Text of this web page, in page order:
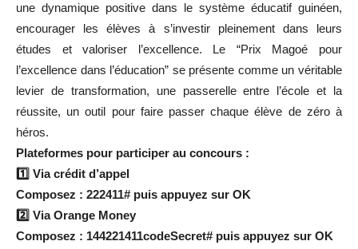
une dynamique positive dans le système éducatif guinéen,
encourager les élèves à s’investir pleinement dans leurs
études et valoriser l’excellence. Le “Prix Magoé pour
l’excellence dans l’éducation” se présente comme un véritable
levier de transformation, une passerelle entre l’école et la
réussite, un outil pour faire passer chaque élève de zéro à
héros.
Plateformes pour participer au concours :
1️⃣ Via crédit d’appel
Composez : 222411# puis appuyez sur OK
2️⃣ Via Orange Money
Composez : 144221411codeSecret# puis appuyez sur OK